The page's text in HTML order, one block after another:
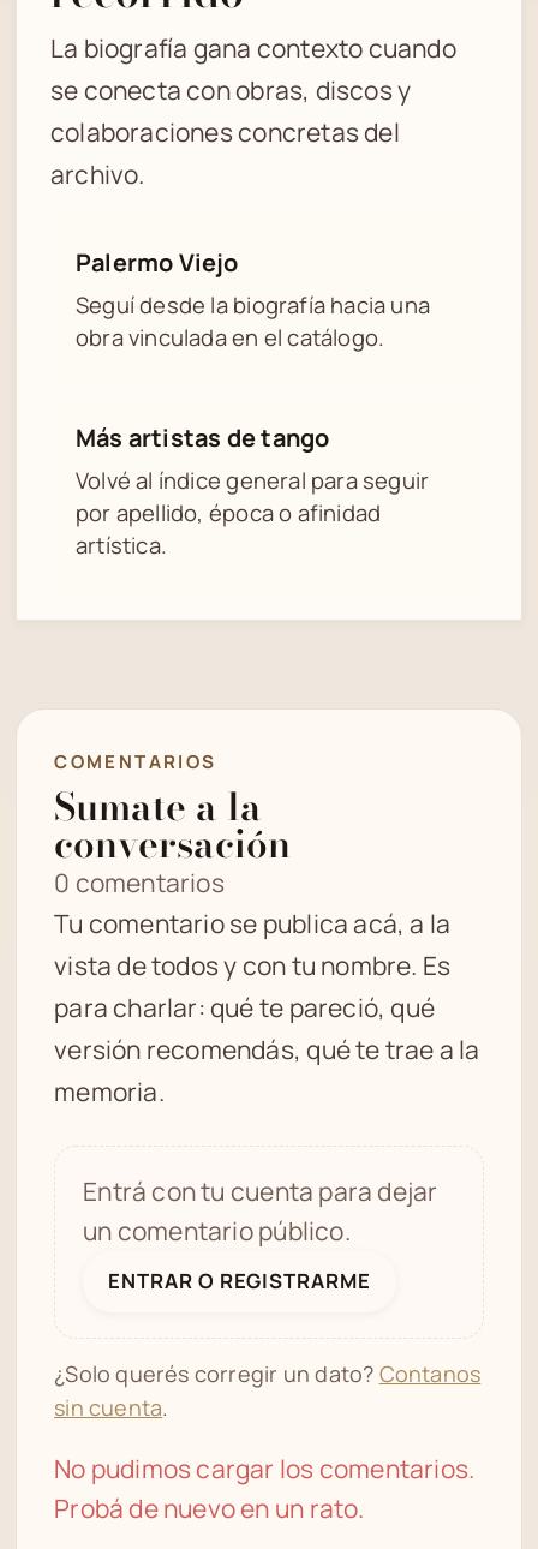
La biografía gana contexto cuando
se conecta con obras, discos y
colaboraciones concretas del
archivo.
Palermo Viejo
Seguí desde la biografía hacia una
obra vinculada en el catálogo.
Más artistas de tango
Volvé al índice general para seguir
por apellido, época o afinidad
artística.
COMENTARIOS
Sumate a la
conversación
0 comentarios
Tu comentario se publica acá, a la
vista de todos y con tu nombre. Es
para charlar: qué te pareció, qué
versión recomendás, qué te trae a la
memoria.
Entrá con tu cuenta para dejar
un comentario público.
ENTRAR O REGISTRARME
¿Solo querés corregir un dato? Contanos
sin cuenta.
No pudimos cargar los comentarios.
Probá de nuevo en un rato.